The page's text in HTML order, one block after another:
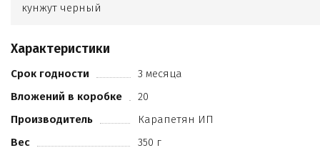
кунжут черный
миндаль
кешью
лен
кокос
амарант.
Характеристики
Срок годности
3 месяца
Вложений в коробке
20
Производитель
Карапетян ИП
Вес
350 г